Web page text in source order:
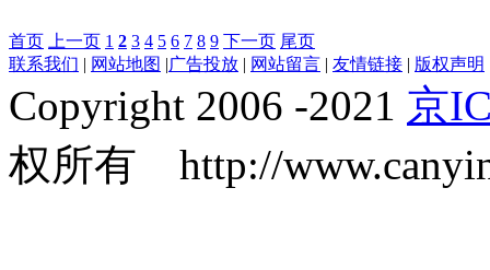
首页 上一页 1 2 3 4 5 6 7 8 9 下一页 尾页
联系我们 | 网站地图 |广告投放 | 网站留言 | 友情链接 | 版权声明
Copyright 2006 -2021 京
权所有 http://